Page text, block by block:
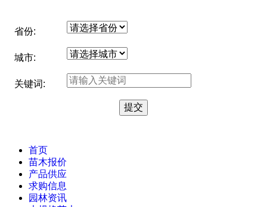
省份:
城市:
关键词:
首页
苗木报价
产品供应
求购信息
园林资讯